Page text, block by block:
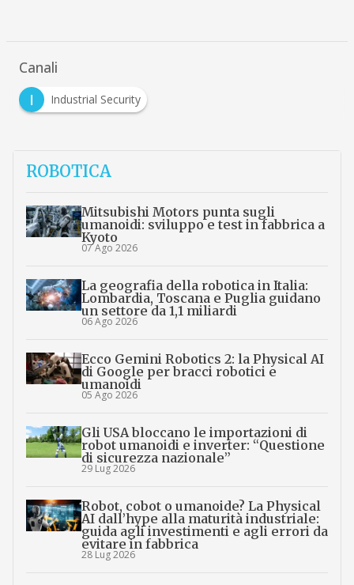
Canali
I
Industrial Security
ROBOTICA
Mitsubishi Motors punta sugli
umanoidi: sviluppo e test in fabbrica a
Kyoto
07 Ago 2026
La geografia della robotica in Italia:
Lombardia, Toscana e Puglia guidano
un settore da 1,1 miliardi
06 Ago 2026
Ecco Gemini Robotics 2: la Physical AI
di Google per bracci robotici e
umanoidi
05 Ago 2026
Gli USA bloccano le importazioni di
robot umanoidi e inverter: “Questione
di sicurezza nazionale”
29 Lug 2026
Robot, cobot o umanoide? La Physical
AI dall’hype alla maturità industriale:
guida agli investimenti e agli errori da
evitare in fabbrica
28 Lug 2026